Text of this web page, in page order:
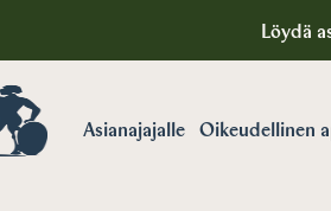
Löydä
Asianajajalle Oikeudellinen